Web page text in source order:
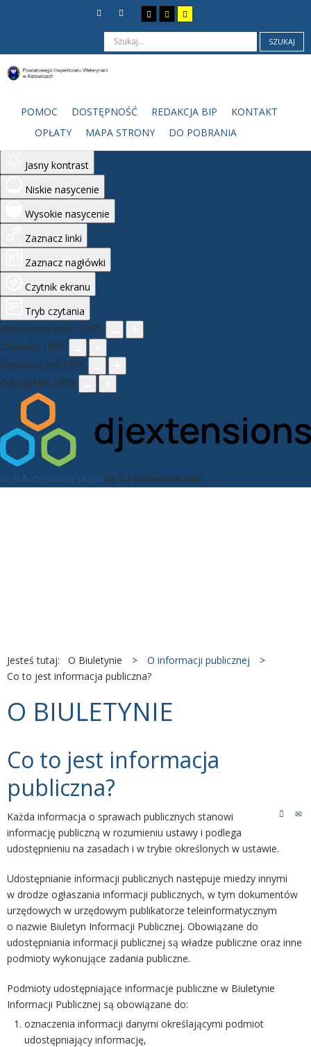
Monochromatyczny
Ciemny kontrast
Jasny kontrast
Niskie nasycenie
Wysokie nasycenie
Zaznacz linki
Zaznacz nagłówki
Czytnik ekranu
Tryb czytania
Skalowanie treści 100%
Czcionka 100%
Wysokość linii 100%
Odstęp liter 100%
Web Accessibility plugin by DJ-Extensions.com
SZUKAJ
POMOC DOSTĘPNOŚĆ REDAKCJA BIP
KONTAKT
OPŁATY
MAPA STRONY DO POBRANIA
Jesteś tutaj: O Biuletynie > O informacji publicznej
>
Co to jest informacja publiczna?
O BIULETYNIE
Co to jest informacja
publiczna?
Każda informacja o sprawach publicznych stanowi
informację publiczną w rozumieniu ustawy i podlega
udostępnieniu na zasadach i w trybie określonych w ustawie.
Udostępnianie informacji publicznych następuje miedzy innymi
w drodze ogłaszania informacji publicznych, w tym dokumentów
urzędowych w urzędowym publikatorze teleinformatycznym
o nazwie Biuletyn Informacji Publicznej. Obowiązane do
udostępniania informacji publicznej są władze publiczne oraz inne
podmioty wykonujące zadania publiczne.
Podmioty udostępniające informacje publiczne w Biuletynie
Informacji Publicznej są obowiązane do:
oznaczenia informacji danymi określającymi podmiot
udostępniający informację,